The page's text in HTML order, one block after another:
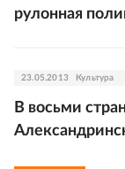
рулонная
23.05.2013 Культура
В восьми